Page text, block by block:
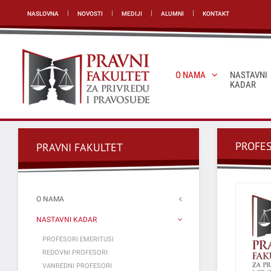
NASLOVNA NOVOSTI MEDIJI ALUMNI KONTAKT
O NAMA
NASTAVNI
KADAR
PRAVNI FAKULTET
O NAMA
NASTAVNI KADAR
PROFESORI EMERITUSI
REDOVNI PROFESORI
VANREDNI PROFESORI